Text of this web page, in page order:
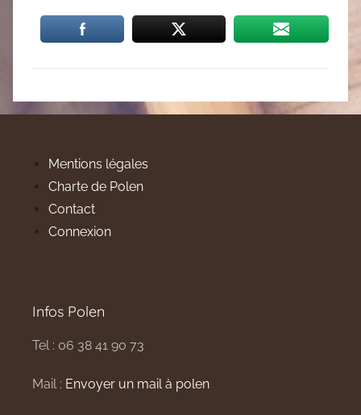
Mentions légales
Charte de Polen
Contact
Connexion
Infos Polen
Tel : 06 38 41 90 73
Mail : Envoyer un mail à polen